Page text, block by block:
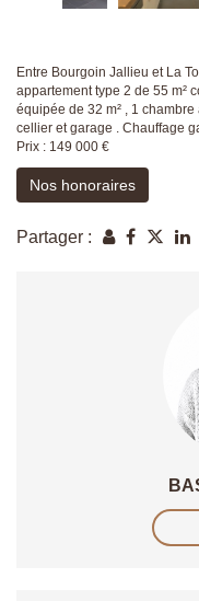
Entre Bourgoin Jallieu et La
appartement type 2 de 55 m²
équipée de 32 m² , 1
cellier et garage . Chauffage
Prix : 149 000 €
Nos honoraires
Partager :